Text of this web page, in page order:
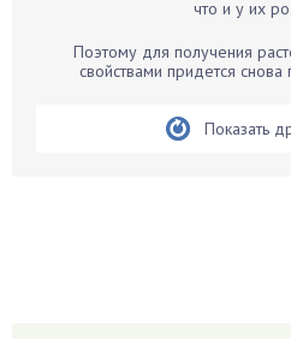
Бирючина
что и у их
Поэтому для получения
свойствами придется
Показать